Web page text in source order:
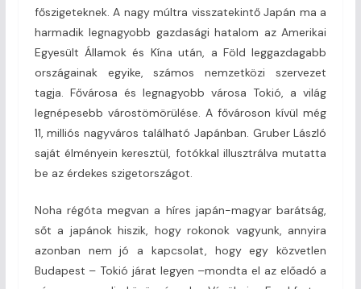
főszigeteknek. A nagy múltra visszatekintő Japán ma a
harmadik legnagyobb gazdasági hatalom az Amerikai
Egyesült Államok és Kína után, a Föld leggazdagabb
országainak egyike, számos nemzetközi szervezet
tagja. Fővárosa és legnagyobb városa Tokió, a világ
legnépesebb várostömörülése. A fővároson kívül még
11, milliós nagyváros található Japánban. Gruber László
saját élményein keresztül, fotókkal illusztrálva mutatta
be az érdekes szigetországot.
Noha régóta megvan a híres japán-magyar barátság,
sőt a japánok hiszik, hogy rokonok vagyunk, annyira
azonban nem jó a kapcsolat, hogy egy közvetlen
Budapest – Tokió járat legyen –mondta el az előadó a